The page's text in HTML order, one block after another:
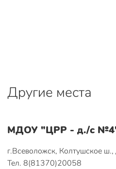
Другие места
МДОУ "ЦРР - д./с №4"
г.Всеволожск, Колтушское
Тел. 8(81370)20058